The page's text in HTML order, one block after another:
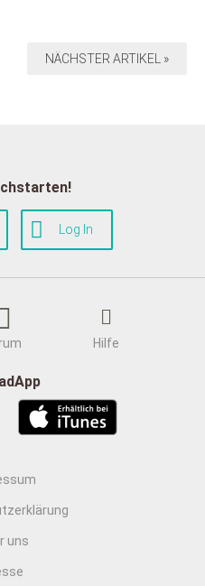
NÄCHSTER ARTIKEL »
Log In
Hilfe
uns